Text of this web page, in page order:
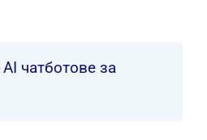
AI чатботове за